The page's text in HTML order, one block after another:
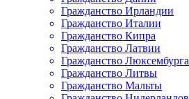
Гражданство Ирландии
Гражданство Италии
Гражданство Кипра
Гражданство Латвии
Гражданство Люксембурга
Гражданство Литвы
Гражданство Мальты